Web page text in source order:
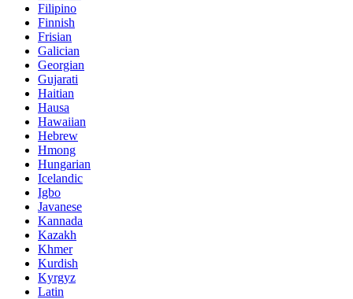
Filipino
Finnish
Frisian
Galician
Georgian
Gujarati
Haitian
Hausa
Hawaiian
Hebrew
Hmong
Hungarian
Icelandic
Igbo
Javanese
Kannada
Kazakh
Khmer
Kurdish
Kyrgyz
Latin